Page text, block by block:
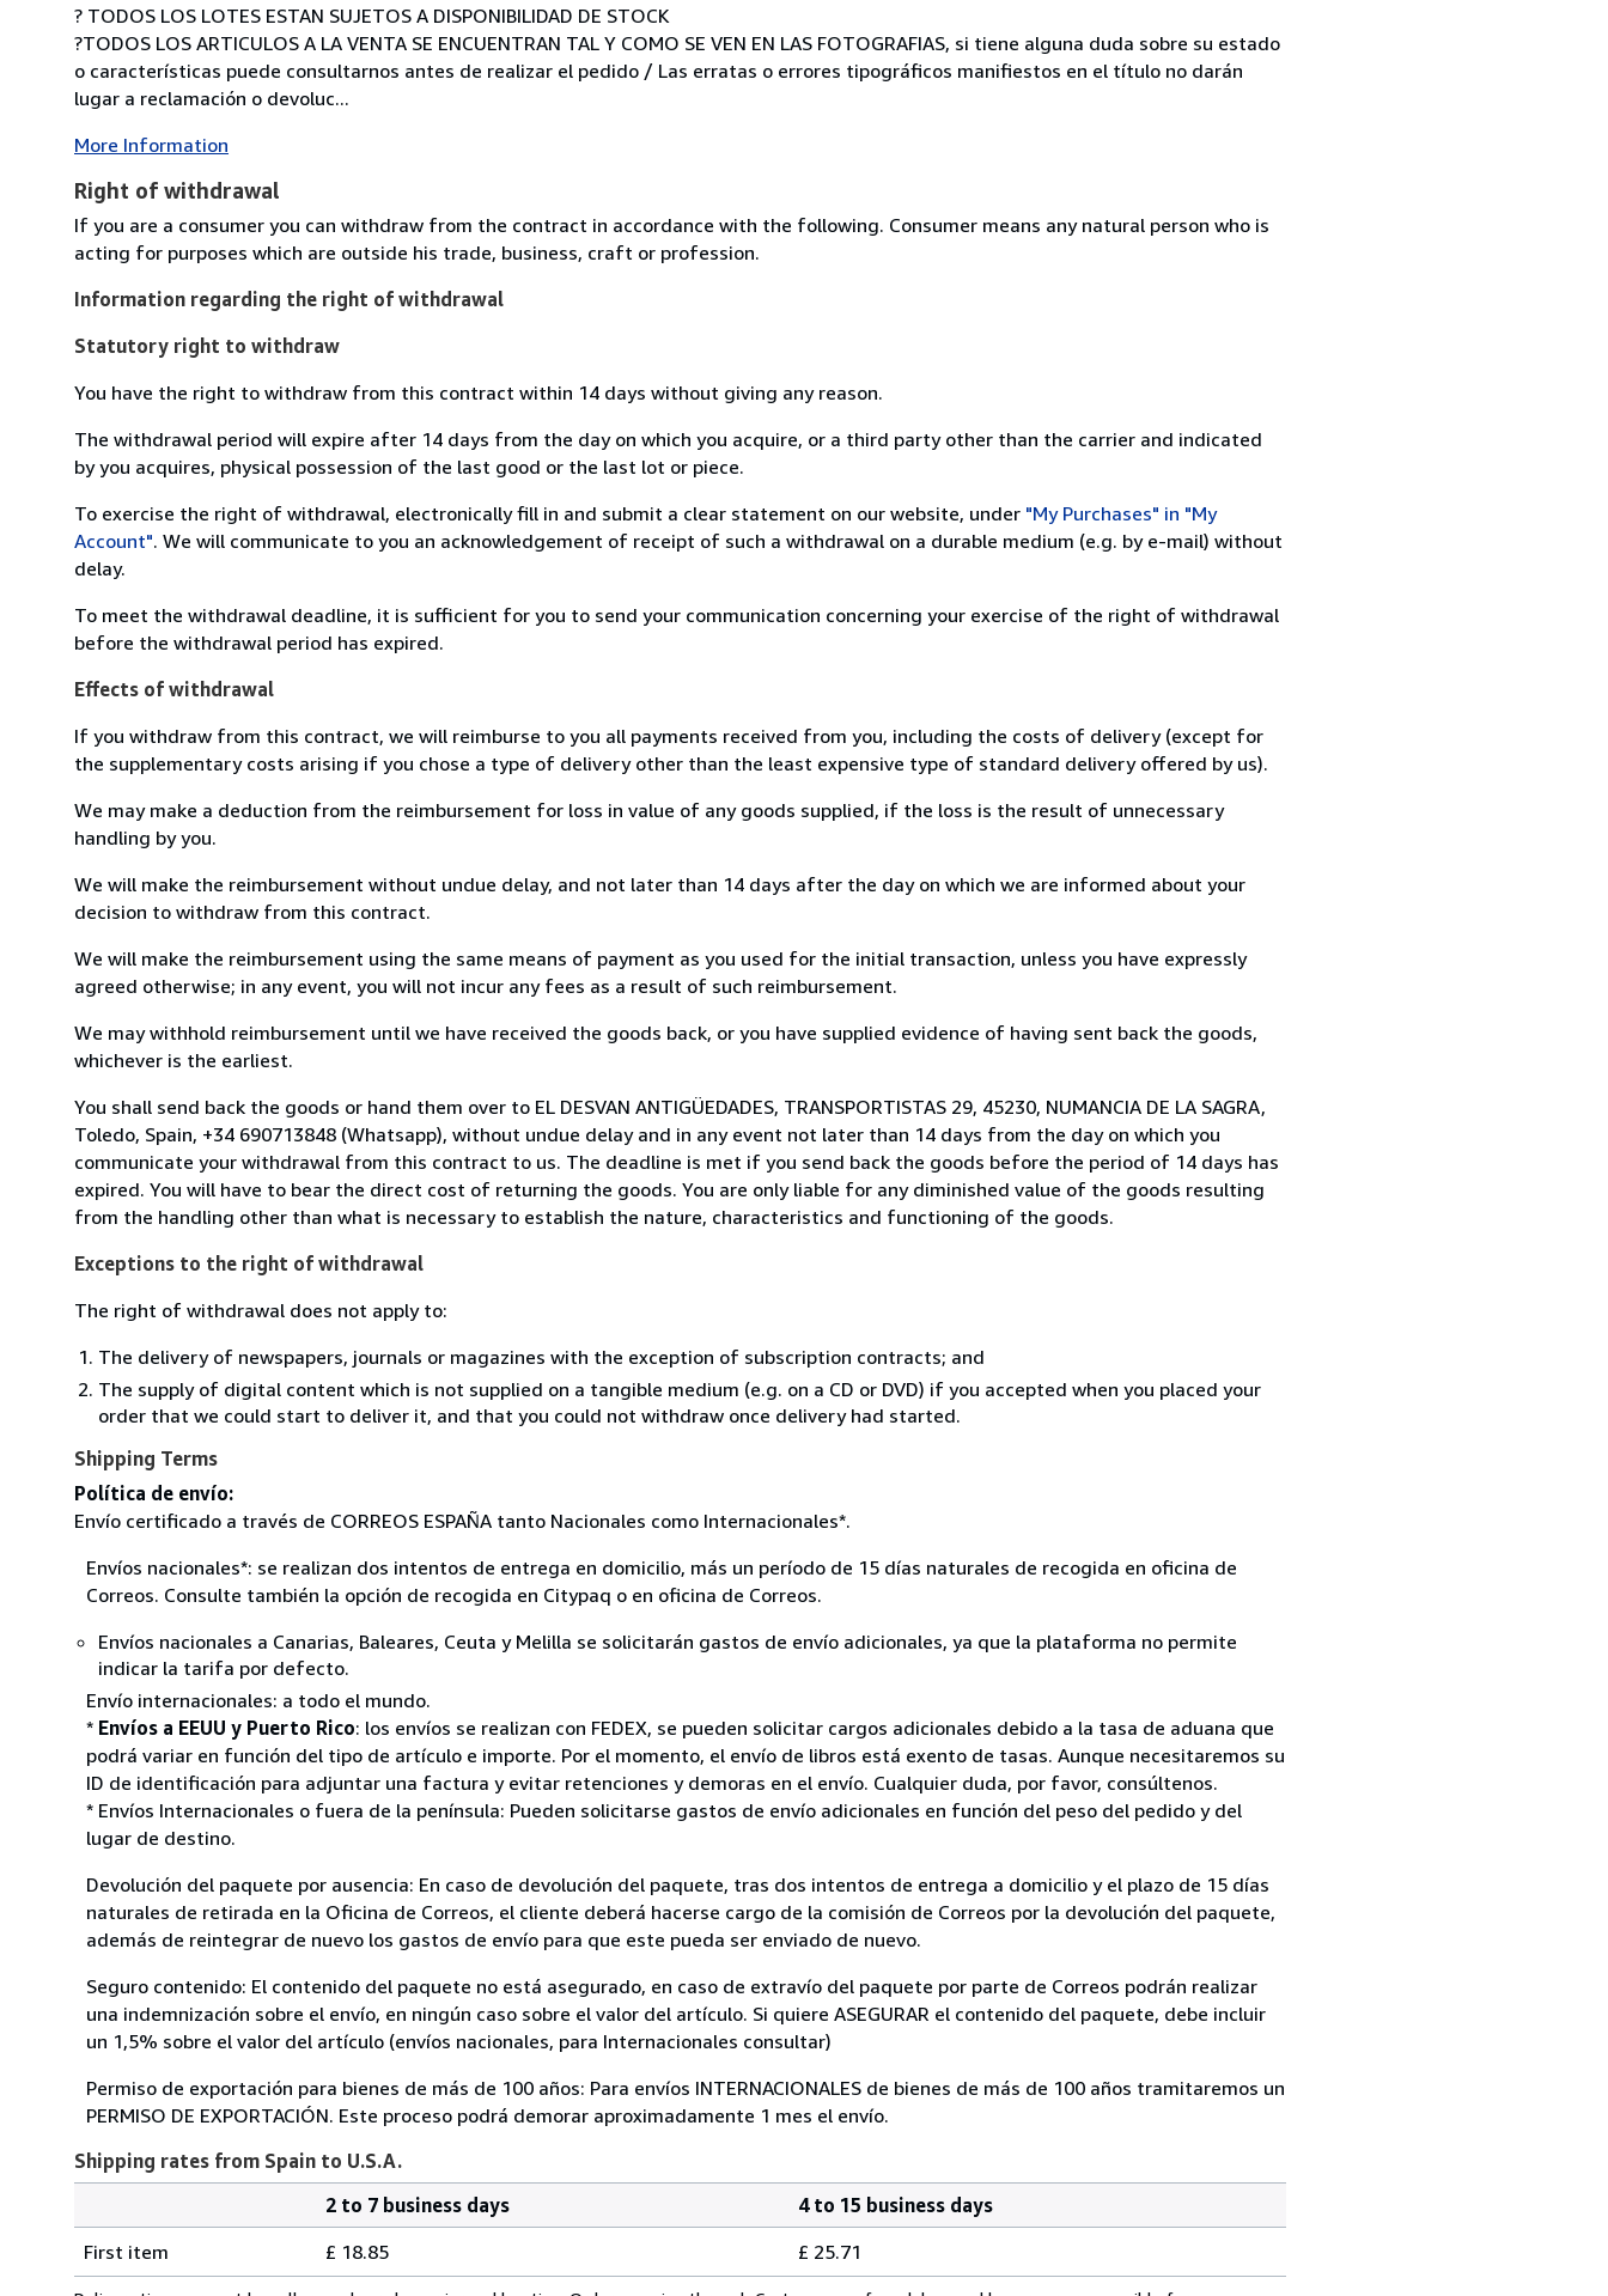
? TODOS LOS LOTES ESTAN SUJETOS A DISPONIBILIDAD DE STOCK
?TODOS LOS ARTICULOS A LA VENTA SE ENCUENTRAN TAL Y COMO SE VEN EN LAS FOTOGRAFIAS, si tiene alguna duda sobre su estado
o características puede consultarnos antes de realizar el pedido / Las erratas o errores tipográficos manifiestos en el título no darán
lugar a reclamación o devoluc...
More Information
Right of withdrawal
If you are a consumer you can withdraw from the contract in accordance with the following. Consumer means any natural person who is
acting for purposes which are outside his trade, business, craft or profession.
Information regarding the right of withdrawal
Statutory right to withdraw
You have the right to withdraw from this contract within 14 days without giving any reason.
The withdrawal period will expire after 14 days from the day on which you acquire, or a third party other than the carrier and indicated
by you acquires, physical possession of the last good or the last lot or piece.
To exercise the right of withdrawal, electronically fill in and submit a clear statement on our website, under "My Purchases" in "My
Account". We will communicate to you an acknowledgement of receipt of such a withdrawal on a durable medium (e.g. by e-mail) without
delay.
To meet the withdrawal deadline, it is sufficient for you to send your communication concerning your exercise of the right of withdrawal
before the withdrawal period has expired.
Effects of withdrawal
If you withdraw from this contract, we will reimburse to you all payments received from you, including the costs of delivery (except for
the supplementary costs arising if you chose a type of delivery other than the least expensive type of standard delivery offered by us).
We may make a deduction from the reimbursement for loss in value of any goods supplied, if the loss is the result of unnecessary
handling by you.
We will make the reimbursement without undue delay, and not later than 14 days after the day on which we are informed about your
decision to withdraw from this contract.
We will make the reimbursement using the same means of payment as you used for the initial transaction, unless you have expressly
agreed otherwise; in any event, you will not incur any fees as a result of such reimbursement.
We may withhold reimbursement until we have received the goods back, or you have supplied evidence of having sent back the goods,
whichever is the earliest.
You shall send back the goods or hand them over to EL DESVAN ANTIGÜEDADES, TRANSPORTISTAS 29, 45230, NUMANCIA DE LA SAGRA,
Toledo, Spain, +34 690713848 (Whatsapp), without undue delay and in any event not later than 14 days from the day on which you
communicate your withdrawal from this contract to us. The deadline is met if you send back the goods before the period of 14 days has
expired. You will have to bear the direct cost of returning the goods. You are only liable for any diminished value of the goods resulting
from the handling other than what is necessary to establish the nature, characteristics and functioning of the goods.
Exceptions to the right of withdrawal
The right of withdrawal does not apply to:
The delivery of newspapers, journals or magazines with the exception of subscription contracts; and
The supply of digital content which is not supplied on a tangible medium (e.g. on a CD or DVD) if you accepted when you placed your
order that we could start to deliver it, and that you could not withdraw once delivery had started.
Shipping Terms
Política de envío:
Envío certificado a través de CORREOS ESPAÑA tanto Nacionales como Internacionales*.
Envíos nacionales*: se realizan dos intentos de entrega en domicilio, más un período de 15 días naturales de recogida en oficina de
Correos. Consulte también la opción de recogida en Citypaq o en oficina de Correos.
Envíos nacionales a Canarias, Baleares, Ceuta y Melilla se solicitarán gastos de envío adicionales, ya que la plataforma no permite
indicar la tarifa por defecto.
Envío internacionales: a todo el mundo.
* Envíos a EEUU y Puerto Rico: los envíos se realizan con FEDEX, se pueden solicitar cargos adicionales debido a la tasa de aduana que
podrá variar en función del tipo de artículo e importe. Por el momento, el envío de libros está exento de tasas. Aunque necesitaremos su
ID de identificación para adjuntar una factura y evitar retenciones y demoras en el envío. Cualquier duda, por favor, consúltenos.
* Envíos Internacionales o fuera de la península: Pueden solicitarse gastos de envío adicionales en función del peso del pedido y del
lugar de destino.
Devolución del paquete por ausencia: En caso de devolución del paquete, tras dos intentos de entrega a domicilio y el plazo de 15 días
naturales de retirada en la Oficina de Correos, el cliente deberá hacerse cargo de la comisión de Correos por la devolución del paquete,
además de reintegrar de nuevo los gastos de envío para que este pueda ser enviado de nuevo.
Seguro contenido: El contenido del paquete no está asegurado, en caso de extravío del paquete por parte de Correos podrán realizar
una indemnización sobre el envío, en ningún caso sobre el valor del artículo. Si quiere ASEGURAR el contenido del paquete, debe incluir
un 1,5% sobre el valor del artículo (envíos nacionales, para Internacionales consultar)
Permiso de exportación para bienes de más de 100 años: Para envíos INTERNACIONALES de bienes de más de 100 años tramitaremos un
PERMISO DE EXPORTACIÓN. Este proceso podrá demorar aproximadamente 1 mes el envío.
Shipping rates from Spain to U.S.A.
rates
2 to 7 business days
4 to 15 business days
First item
£ 18.85 £ 25.71